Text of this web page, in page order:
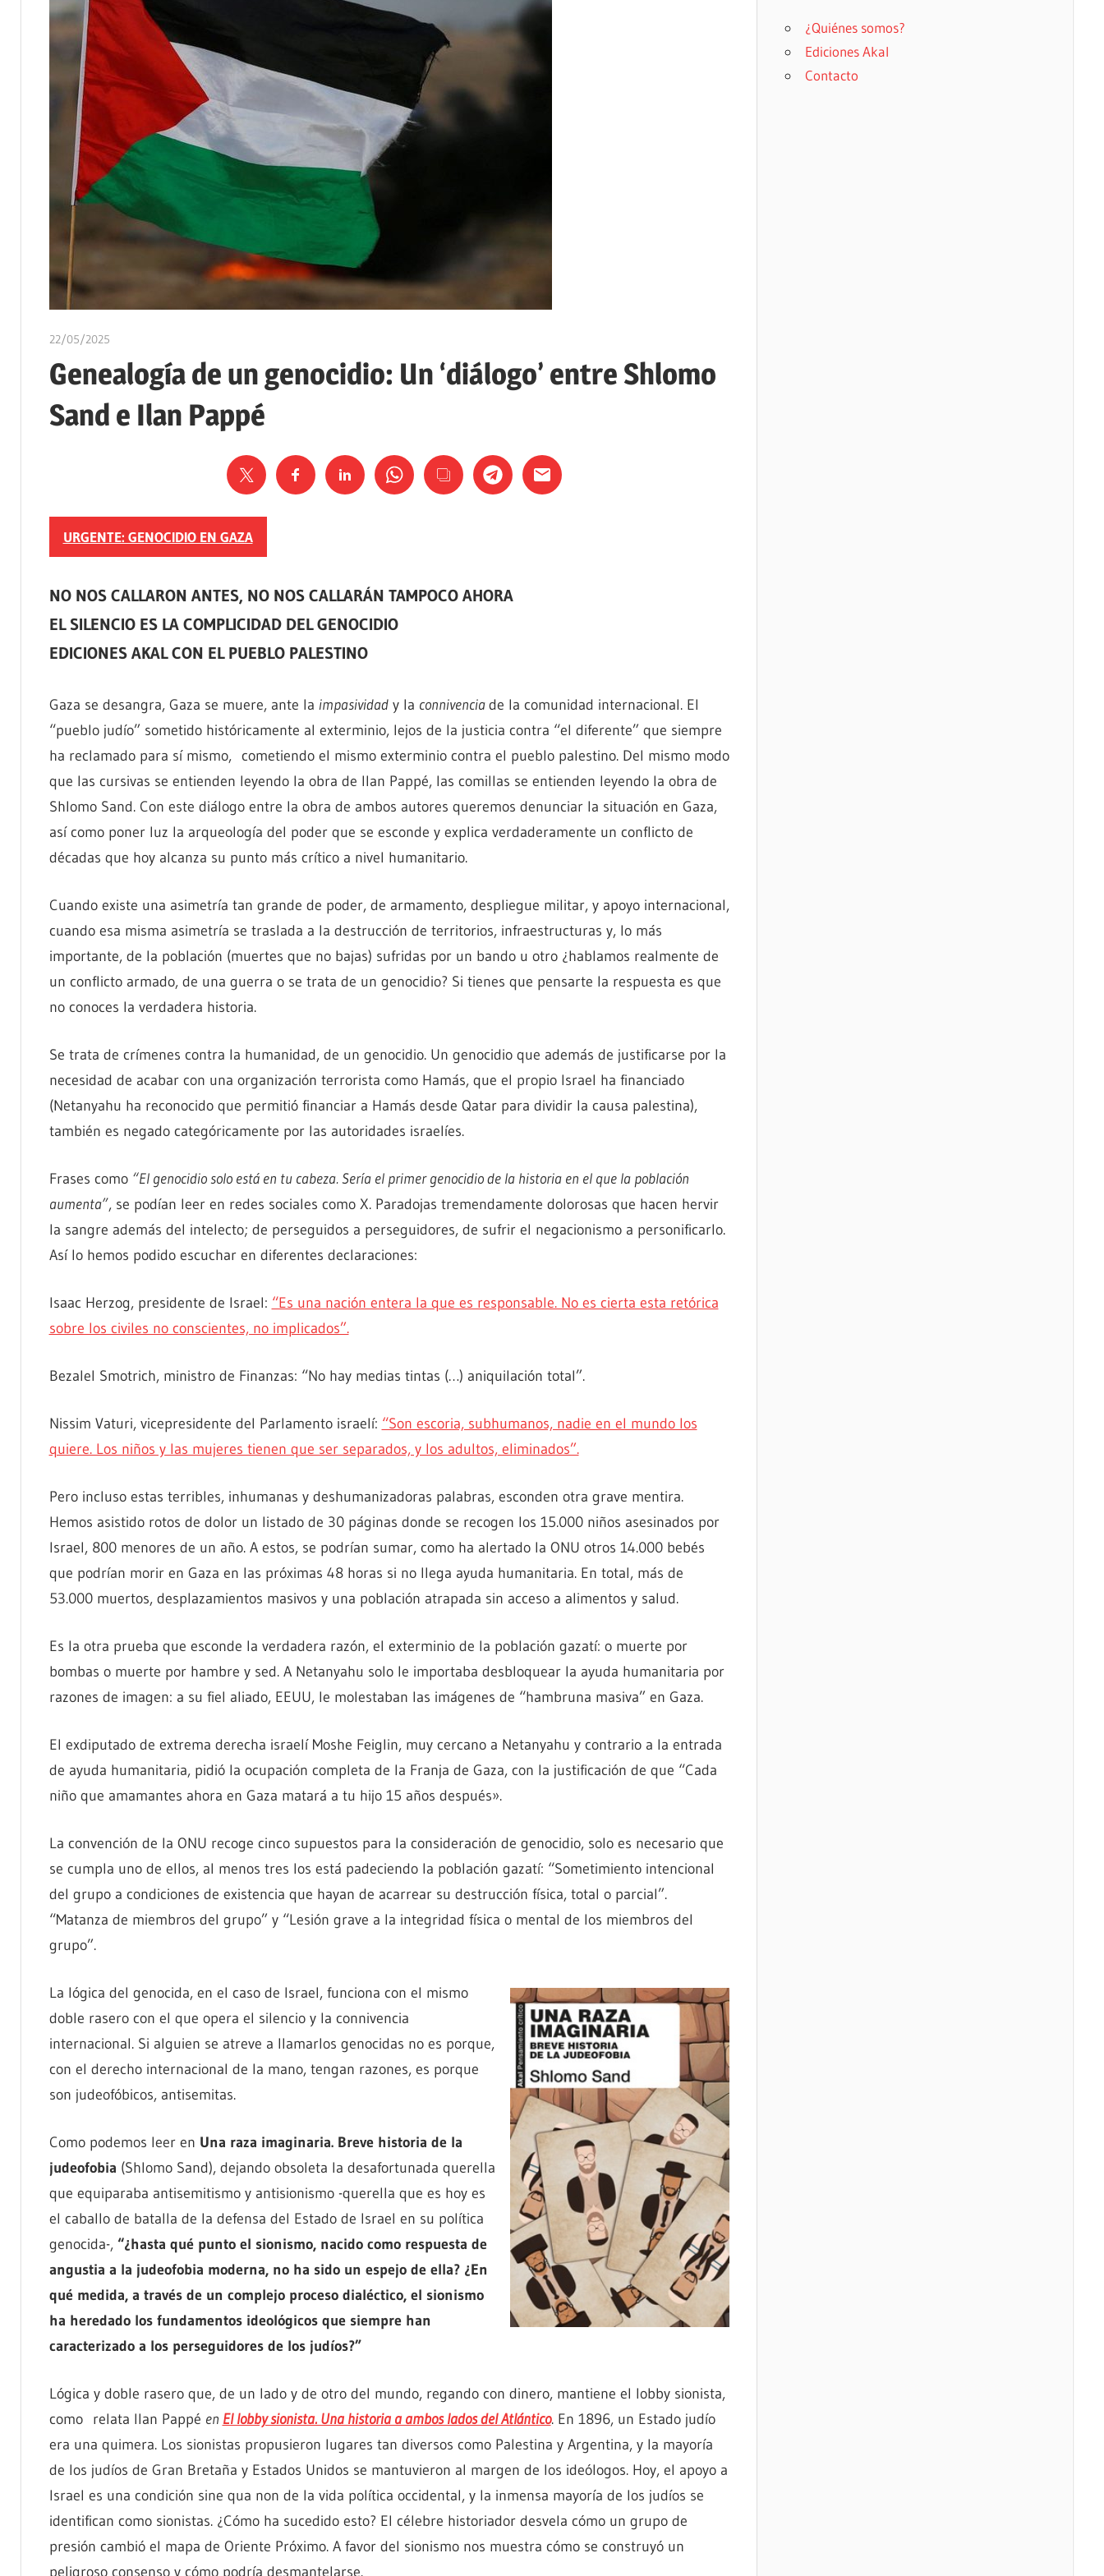
22/05/2025
Genealogía de un genocidio: Un ‘diálogo’ entre Shlomo
Sand e Ilan Pappé
URGENTE: GENOCIDIO EN GAZA
NO NOS CALLARON ANTES, NO NOS CALLARÁN TAMPOCO AHORA
EL SILENCIO ES LA COMPLICIDAD DEL GENOCIDIO
EDICIONES AKAL CON EL PUEBLO PALESTINO
Gaza se desangra, Gaza se muere, ante la impasividady la connivenciade la comunidad internacional. El
“pueblo judío” sometido históricamente al exterminio, lejos de la justicia contra “el diferente” que siempre
ha reclamado para sí mismo, cometiendo el mismo exterminio contra el pueblo palestino. Del mismo modo
que las cursivas se entienden leyendo la obra de Ilan Pappé, las comillas se entienden leyendo la obra de
Shlomo Sand. Con este diálogo entre la obra de ambos autores queremos denunciar la situación en Gaza,
así como poner luz la arqueología del poder que se esconde y explica verdaderamente un conflicto de
décadas que hoy alcanza su punto más crítico a nivel humanitario.
Cuando existe una asimetría tan grande de poder, de armamento, despliegue militar, y apoyo internacional,
cuando esa misma asimetría se traslada a la destrucción de territorios, infraestructuras y, lo más
importante, de la población (muertes que no bajas) sufridas por un bando u otro ¿hablamos realmente de
un conflicto armado, de una guerra o se trata de un genocidio? Si tienes que pensarte la respuesta es que
no conoces la verdadera historia.
Se trata de crímenes contra la humanidad, de un genocidio. Un genocidio que además de justificarse por la
necesidad de acabar con una organización terrorista como Hamás, que el propio Israel ha financiado
(Netanyahu ha reconocido que permitió financiar a Hamás desde Qatar para dividir la causa palestina),
también es negado categóricamente por las autoridades israelíes.
Frases como “El genocidio solo está en tu cabeza. Sería el primer genocidio de la historia en el que la población
aumenta”, se podían leer en redes sociales como X. Paradojas tremendamente dolorosas que hacen hervir
la sangre además del intelecto; de perseguidos a perseguidores, de sufrir el negacionismo a personificarlo.
Así lo hemos podido escuchar en diferentes declaraciones:
Isaac Herzog, presidente de Israel: “Es una nación entera la que es responsable. No es cierta esta retórica
sobre los civiles no conscientes, no implicados”.
Bezalel Smotrich, ministro de Finanzas: “No hay medias tintas (…) aniquilación total”.
Nissim Vaturi, vicepresidente del Parlamento israelí: “Son escoria, subhumanos, nadie en el mundo los
quiere. Los niños y las mujeres tienen que ser separados, y los adultos, eliminados”.
Pero incluso estas terribles, inhumanas y deshumanizadoras palabras, esconden otra grave mentira.
Hemos asistido rotos de dolor un listado de 30 páginas donde se recogen los 15.000 niños asesinados por
Israel, 800 menores de un año. A estos, se podrían sumar, como ha alertado la ONU otros 14.000 bebés
que podrían morir en Gaza en las próximas 48 horas si no llega ayuda humanitaria. En total, más de
53.000 muertos, desplazamientos masivos y una población atrapada sin acceso a alimentos y salud.
Es la otra prueba que esconde la verdadera razón, el exterminio de la población gazatí: o muerte por
bombas o muerte por hambre y sed. A Netanyahu solo le importaba desbloquear la ayuda humanitaria por
razones de imagen: a su fiel aliado, EEUU, le molestaban las imágenes de “hambruna masiva” en Gaza.
El exdiputado de extrema derecha israelí Moshe Feiglin, muy cercano a Netanyahu y contrario a la entrada
de ayuda humanitaria, pidió la ocupación completa de la Franja de Gaza, con la justificación de que “Cada
niño que amamantes ahora en Gaza matará a tu hijo 15 años después».
La convención de la ONU recoge cinco supuestos para la consideración de genocidio, solo es necesario que
se cumpla uno de ellos, al menos tres los está padeciendo la población gazatí: “Sometimiento intencional
del grupo a condiciones de existencia que hayan de acarrear su destrucción física, total o parcial”.
“Matanza de miembros del grupo” y “Lesión grave a la integridad física o mental de los miembros del
grupo”.
La lógica del genocida, en el caso de Israel, funciona con el mismo
doble rasero con el que opera el silencio y la connivencia
internacional. Si alguien se atreve a llamarlos genocidas no es porque,
con el derecho internacional de la mano, tengan razones, es porque
son judeofóbicos, antisemitas.
Como podemos leer en Una raza imaginaria. Breve historia de la
judeofobia (Shlomo Sand), dejando obsoleta la desafortunada querella
que equiparaba antisemitismo y antisionismo -querella que es hoy es
el caballo de batalla de la defensa del Estado de Israel en su política
genocida-, “¿hasta qué punto el sionismo, nacido como respuesta de
angustia a la judeofobia moderna, no ha sido un espejo de ella? ¿En
qué medida, a través de un complejo proceso dialéctico, el sionismo
ha heredado los fundamentos ideológicos que siempre han
caracterizado a los perseguidores de los judíos?”
Lógica y doble rasero que, de un lado y de otro del mundo, regando con dinero, mantiene el lobby sionista,
como relata Ilan Pappé en El lobby sionista. Una historia a ambos lados del Atlántico. En 1896, un Estado judío
era una quimera. Los sionistas propusieron lugares tan diversos como Palestina y Argentina, y la mayoría
de los judíos de Gran Bretaña y Estados Unidos se mantuvieron al margen de los ideólogos. Hoy, el apoyo a
Israel es una condición sine qua non de la vida política occidental, y la inmensa mayoría de los judíos se
identifican como sionistas. ¿Cómo ha sucedido esto? El célebre historiador desvela cómo un grupo de
presión cambió el mapa de Oriente Próximo. A favor del sionismo nos muestra cómo se construyó un
peligroso consenso y cómo podría desmantelarse.
¿Quiénes somos?
Ediciones Akal
Contacto